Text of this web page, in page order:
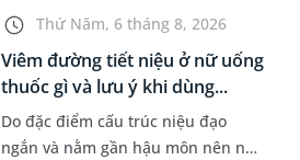
Dựa theo nguyên nhân cụ thể, bác
sĩ sẽ cân nhắc chỉ định p...
Thứ Năm, 6 tháng 8, 2026
Viêm đường tiết niệu ở nữ uống
thuốc gì và lưu ý khi dùng...
Do đặc điểm cấu trúc niệu đạo
ngắn và nằm gần hậu môn nên nữ